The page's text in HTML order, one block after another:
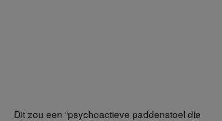
Dit zou een “psychoactieve paddenstoel die